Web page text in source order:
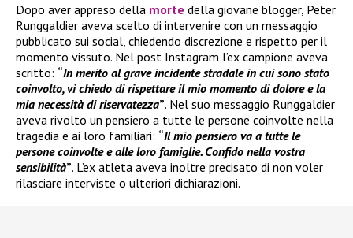
Dopo aver appreso della morte della giovane blogger, Peter
Runggaldier aveva scelto di intervenire con un messaggio
pubblicato sui social, chiedendo discrezione e rispetto per il
momento vissuto. Nel post Instagram l’ex campione aveva
scritto: “In merito al grave incidente stradale in cui sono stato
coinvolto, vi chiedo di rispettare il mio momento di dolore e la
mia necessità di riservatezza”. Nel suo messaggio Runggaldier
aveva rivolto un pensiero a tutte le persone coinvolte nella
tragedia e ai loro familiari: “Il mio pensiero va a tutte le
persone coinvolte e alle loro famiglie. Confido nella vostra
sensibilità”. L’ex atleta aveva inoltre precisato di non voler
rilasciare interviste o ulteriori dichiarazioni.